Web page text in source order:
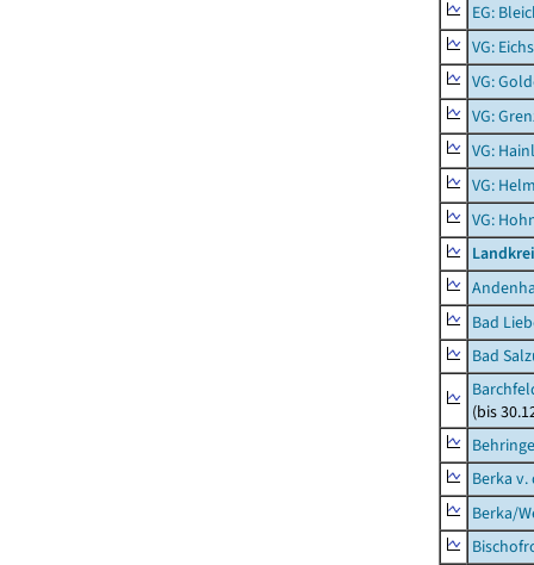
EG:
VG:
VG:
VG:
VG:
VG:
VG:
Bad
Bad
(bis
Berka v.
Berka/